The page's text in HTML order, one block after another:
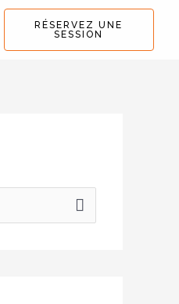
RÉSERVEZ UNE
SESSION